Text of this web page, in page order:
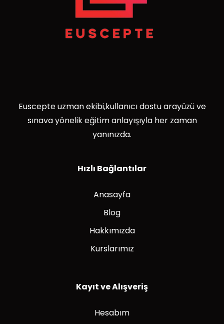
Euscepte uzman ekibi,kullanıcı dostu arayüzü ve
sınava yönelik eğitim anlayışıyla her zaman
yanınızda.
Hızlı Bağlantılar
Anasayfa
Blog
Hakkımızda
Kurslarımız
Kayıt ve Alışveriş
Hesabım